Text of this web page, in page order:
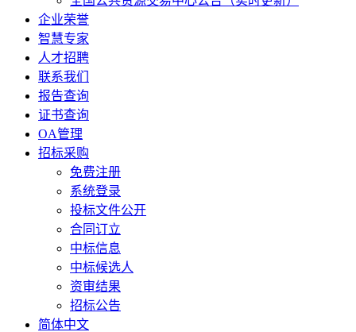
企业荣誉
智慧专家
人才招聘
联系我们
报告查询
证书查询
OA管理
招标采购
免费注册
系统登录
投标文件公开
合同订立
中标信息
中标候选人
资审结果
招标公告
简体中文